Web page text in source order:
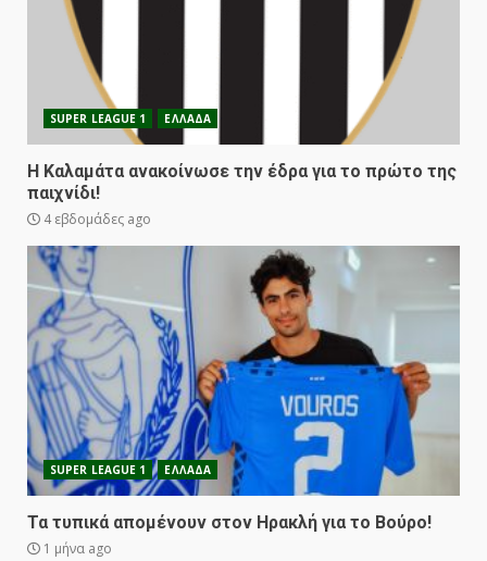
SUPER LEAGUE 1 ΕΛΛΑΔΑ
Η Καλαμάτα ανακοίνωσε την έδρα για το πρώτο της
παιχνίδι!
4 εβδομάδες ago
SUPER LEAGUE 1 ΕΛΛΑΔΑ
Τα τυπικά απομένουν στον Ηρακλή για το Βούρο!
1 μήνα ago